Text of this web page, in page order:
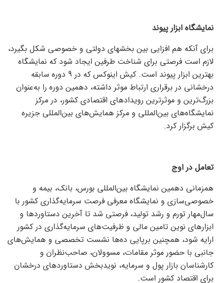
نمایشگاه ابزار پیوند
برای آنکه هم افزایی بین بخشهای دولتی و خصوصی شکل بگیرد،
لازم است فرصتی برای شناخت طرفین ایجاد شود که نمایشگاه
بهترین ابزار پیوند است. کیش اینوکس که در 9 دوره سابقه
درخشانی در برقراری ارتباط موثر داشته، دهمین دوره را به‌عنوان
بزرگ‌ترین و موثرترین رویدادهای اقتصادی کشور، در مرکز
نمایشگاه‌های بین‌المللی و مرکز همایش‌های بین‌المللی جزیره
کیش برگزار کرد.
تعامل در اوج
همزمانی دهمین نمایشگاه بین‌المللی بورس، بانک، بیمه و
خصوصی‌‌‌‌‌‌‌‌‌‌سازی و نمایشگاه معرفی فرصت سرمایه‌گذاری کشور با
سال‌مهار تورم و رشد تولید، فرصتی شد تا آخرین دستاوردها و
ابزارهای نوین تامین مالی و ظرفیت‌های سرمایه‌گذاری در کشور
ارایه شود، همچنین برپایی ده‌‌‌‌‌‌‌‌‌‌ها نشست تخصصی و همایش‌های
جانبی با حضور موثر مقامات، مسوولان، صاحب‌نظران و
کارشناسان بازار پول و سرمایه، نویدبخش دستاوردهای درخشان
برای اقتصاد کشور است.